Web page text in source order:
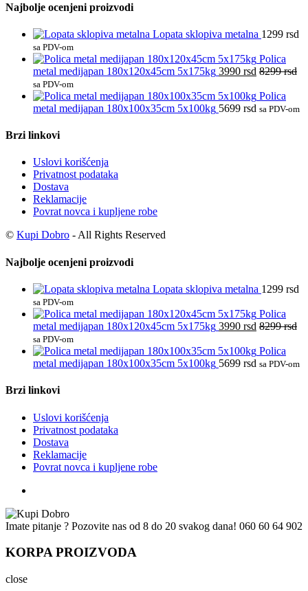
Najbolje ocenjeni proizvodi
Lopata sklopiva metalna 1299 rsd
sa PDV-om
Polica
metal medijapan 180x120x45cm 5x175kg 3990 rsd 8299rsd
sa PDV-om
Polica
metal medijapan 180x100x35cm 5x100kg 5699 rsd sa PDV-om
Brzi linkovi
Uslovi korišćenja
Privatnost podataka
Dostava
Reklamacije
Povrat novca i kupljene robe
© Kupi Dobro - All Rights Reserved
Najbolje ocenjeni proizvodi
Lopata sklopiva metalna 1299 rsd
sa PDV-om
Polica
metal medijapan 180x120x45cm 5x175kg 3990 rsd 8299rsd
sa PDV-om
Polica
metal medijapan 180x100x35cm 5x100kg 5699 rsd sa PDV-om
Brzi linkovi
Uslovi korišćenja
Privatnost podataka
Dostava
Reklamacije
Povrat novca i kupljene robe
Imate pitanje ? Pozovite nas od 8 do 20 svakog dana! 060 60 64 902
KORPA PROIZVODA
close